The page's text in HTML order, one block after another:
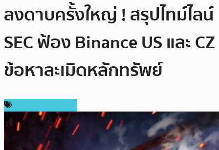
ลงดาบครั้งใหญ่ ! สรุปไทม์ไลน์
SEC ฟ้อง Binance US และ CZ
ข้อหาละเมิดหลักทรัพย์